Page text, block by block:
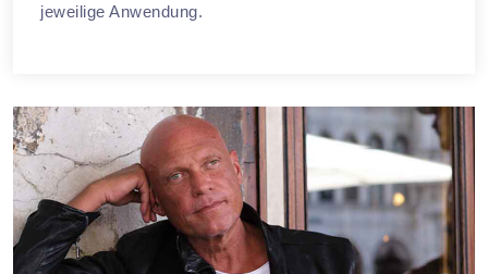
jeweilige Anwendung.